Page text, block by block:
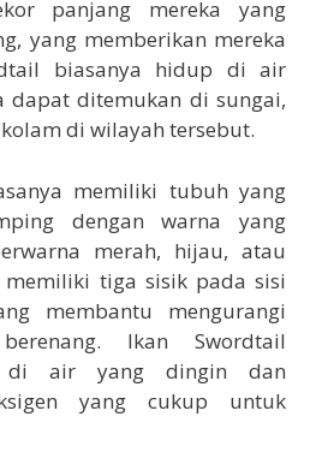
panjang mereka yang
yang memberikan mereka
biasanya hidup di air
dapat ditemukan di sungai,
di wilayah tersebut.
memiliki tubuh yang
dengan warna yang
merah, hijau, atau
tiga sisik pada sisi
membantu mengurangi
Ikan Swordtail
di air yang dingin dan
yang cukup untuk